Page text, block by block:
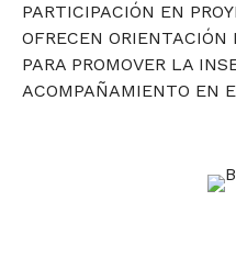
PARTICIPACIÓN EN
OFRECEN ORIENTACIÓN
PARA PROMOVER LA
ACOMPAÑAMIENTO EN